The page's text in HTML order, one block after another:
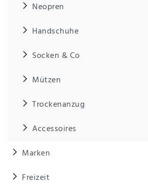
Neopren
Handschuhe
Socken & Co
Mützen
Trockenanzug
Accessoires
Marken
Freizeit
Anf
rag
sen
n